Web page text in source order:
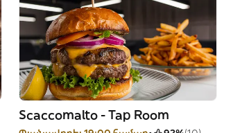
Scaccomalto - Tap Room